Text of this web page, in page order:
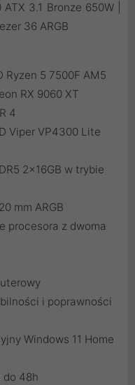
3.1 Bronze 650W |
36 ARGB
Ryzen 5 7500F AM5
RX 9060 XT
4
Viper VP4300 Lite
2x16GB w trybie
mm ARGB
procesora z dwoma
i poprawności
Windows 11 Home
do 48h